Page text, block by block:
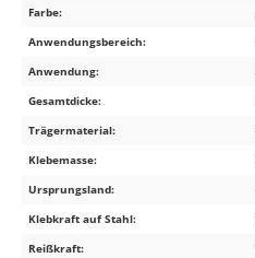
Farbe:
Anwendungsbereich:
Anwendung:
Gesamtdicke:
Trägermaterial:
Klebemasse:
Ursprungsland:
Klebkraft auf Stahl:
Reißkraft: